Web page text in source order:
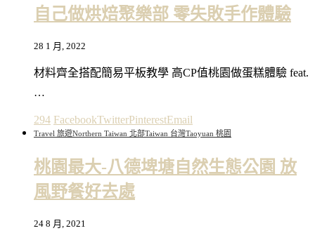
自己做烘焙聚樂部 零失敗手作體驗
28 1 月, 2022
材料齊全搭配簡易平板教學 高CP值桃園做蛋糕體驗 feat.
…
294 FacebookTwitterPinterestEmail
Travel 旅遊Northern Taiwan 北部Taiwan 台灣Taoyuan 桃園
桃園最大-八德埤塘自然生態公園 放
風野餐好去處
24 8 月, 2021